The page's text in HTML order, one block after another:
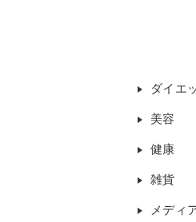
ダイエ
美容
健康
雑貨
メディ